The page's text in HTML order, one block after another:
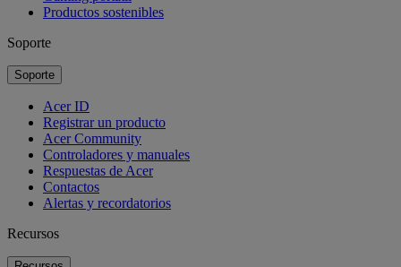
Productos sostenibles
Soporte
Soporte
Acer ID
Registrar un producto
Acer Community
Controladores y manuales
Respuestas de Acer
Contactos
Alertas y recordatorios
Recursos